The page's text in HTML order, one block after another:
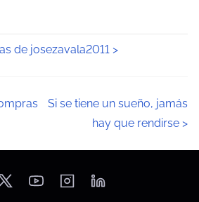
de josezavala2011 >
Si se tiene un sueño, jamás
hay que rendirse >